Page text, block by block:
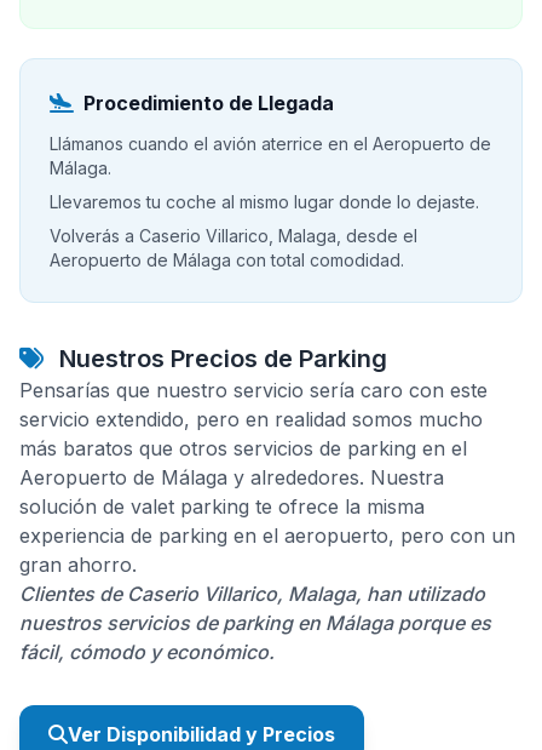
Procedimiento de Llegada
Llámanos cuando el avión aterrice en el Aeropuerto de
Málaga.
Llevaremos tu coche al mismo lugar donde lo dejaste.
Volverás a Caserio Villarico, Malaga, desde el
Aeropuerto de Málaga con total comodidad.
Nuestros Precios de Parking
Pensarías que nuestro servicio sería caro con este
servicio extendido, pero en realidad somos mucho
más baratos que otros servicios de parking en el
Aeropuerto de Málaga y alrededores. Nuestra
solución de valet parking te ofrece la misma
experiencia de parking en el aeropuerto, pero con un
gran ahorro.
Clientes de Caserio Villarico, Malaga, han utilizado
nuestros servicios de parking en Málaga porque es
fácil, cómodo y económico.
Ver Disponibilidad y Precios